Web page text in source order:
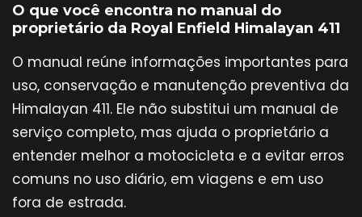
O que você encontra no manual do
proprietário da Royal Enfield Himalayan 411
O manual reúne informações importantes para
uso, conservação e manutenção preventiva da
Himalayan 411. Ele não substitui um manual de
serviço completo, mas ajuda o proprietário a
entender melhor a motocicleta e a evitar erros
comuns no uso diário, em viagens e em uso
fora de estrada.